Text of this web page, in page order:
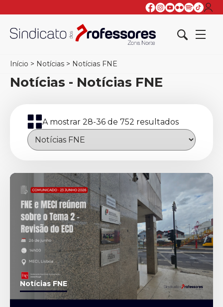
Início > Notícias > Notícias FNE
Notícias - Notícias FNE
A mostrar 28-36 de 752 resultados
Notícias FNE